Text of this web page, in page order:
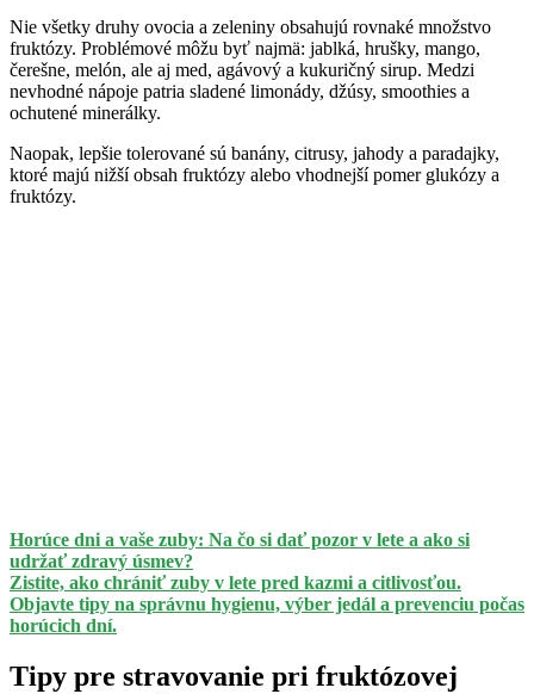
Nie všetky druhy ovocia a zeleniny obsahujú rovnaké množstvo
fruktózy. Problémové môžu byť najmä: jablká, hrušky, mango,
čerešne, melón, ale aj med, agávový a kukuričný sirup. Medzi
nevhodné nápoje patria sladené limonády, džúsy, smoothies a
ochutené minerálky.
Naopak, lepšie tolerované sú banány, citrusy, jahody a paradajky,
ktoré majú nižší obsah fruktózy alebo vhodnejší pomer glukózy a
fruktózy.
Horúce dni a vaše zuby: Na čo si dať pozor v lete a ako si
udržať zdravý úsmev?
Zistite, ako chrániť zuby v lete pred kazmi a citlivosťou.
Objavte tipy na správnu hygienu, výber jedál a prevenciu počas
horúcich dní.
Tipy pre stravovanie pri fruktózovej